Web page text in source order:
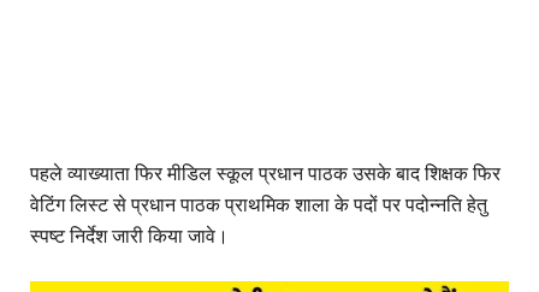
पहले व्याख्याता फिर मीडिल स्कूल प्रधान पाठक उसके बाद शिक्षक फिर
वेटिंग लिस्ट से प्रधान पाठक प्राथमिक शाला के पदों पर पदोन्नति हेतु
स्पष्ट निर्देश जारी किया जावे।